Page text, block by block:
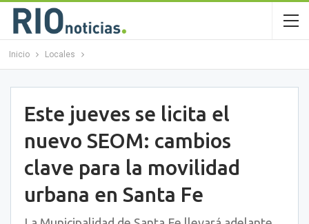
Inicio Locales
Este jueves se licita el
nuevo SEOM: cambios
clave para la movilidad
urbana en Santa Fe